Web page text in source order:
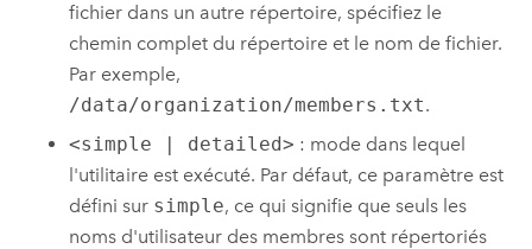
fichier dans un autre répertoire, spécifiez le
chemin complet du répertoire et le nom de fichier.
Par exemple,
/data/organization/members.txt.
<simple | detailed> : mode dans lequel
l'utilitaire est exécuté. Par défaut, ce paramètre est
défini sur simple, ce qui signifie que seuls les
noms d'utilisateur des membres sont répertoriés